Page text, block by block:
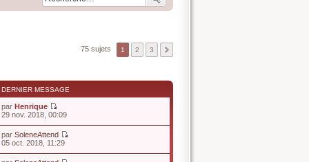
75 sujets 1 2 3
DERNIER MESSAGE
par Henrique
V
r
l
e
29 nov. 2018, 00:09
par SoleneAttend
05 oct. 2018, 11:29